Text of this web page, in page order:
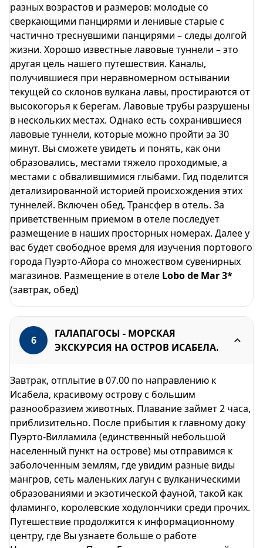
разных возрастов и размеров: молодые со
сверкающими панцирями и ленивые старые с
частично треснувшими панцирями – следы долгой
жизни. Хорошо известные лавовые туннели – это
другая цель нашего путешествия. Каналы,
получившиеся при неравномерном остывании
текущей со склонов вулкана лавы, простираются от
высокогорья к берегам. Лавовые трубы разрушены
в нескольких местах. Однако есть сохранившиеся
лавовые туннели, которые можно пройти за 30
минут. Вы сможете увидеть и понять, как они
образовались, местами тяжело проходимые, а
местами с обвалившимися глыбами. Гид поделится
детализированной историей происхождения этих
туннелей. Включен обед. Трансфер в отель. За
приветственным приемом в отеле последует
размещение в наших просторных номерах. Далее у
вас будет свободное время для изучения портового
города Пуэрто-Айора со множеством сувенирных
магазинов. Размещение в отеле Lobo de Mar 3*
(завтрак, обед)
6
ГАЛАПАГОСЫ - МОРСКАЯ
ЭКСКУРСИЯ НА ОСТРОВ ИСАБЕЛА.
Завтрак, отплытие в 07.00 по направлению к
Исабела, красивому острову с большим
разнообразием животных. Плавание займет 2 часа,
приблизительно. После прибытия к главному доку
Пуэрто-Вилламила (единственный небольшой
населенный пункт на острове) мы отправимся к
заболоченным землям, где увидим разные виды
мангров, сеть маленьких лагун с вулканическими
образованиями и экзотической фауной, такой как
фламинго, королевские ходулончики среди прочих.
Путешествие продолжится к информационному
центру, где Вы узнаете больше о работе